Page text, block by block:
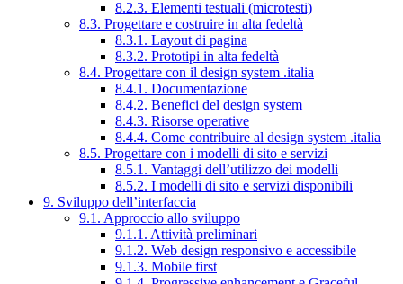
8.2.3. Elementi testuali (microtesti)
8.3. Progettare e costruire in alta fedeltà
8.3.1. Layout di pagina
8.3.2. Prototipi in alta fedeltà
8.4. Progettare con il design system .italia
8.4.1. Documentazione
8.4.2. Benefici del design system
8.4.3. Risorse operative
8.4.4. Come contribuire al design system .italia
8.5. Progettare con i modelli di sito e servizi
8.5.1. Vantaggi dell’utilizzo dei modelli
8.5.2. I modelli di sito e servizi disponibili
9. Sviluppo dell’interfaccia
9.1. Approccio allo sviluppo
9.1.1. Attività preliminari
9.1.2. Web design responsivo e accessibile
9.1.3. Mobile first